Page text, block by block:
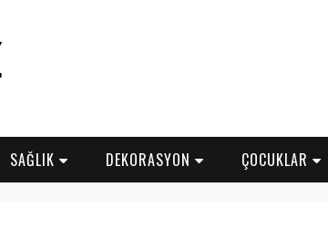
SAĞLIK DEKORASYON ÇOCUKLAR